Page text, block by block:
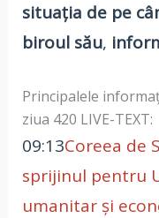
situația de pe
biroul său,
Principalele
ziua 420 LIVE-TEXT:
09:13Coreea de
sprijinul pentru
umanitar și